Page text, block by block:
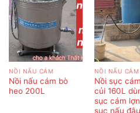
NỒI NẤU CÁM
Nồi nấu cám bò
heo 200L
NỒI NẤU CÁM
Nồi sục
củi 160L
sục cám
sục nấu